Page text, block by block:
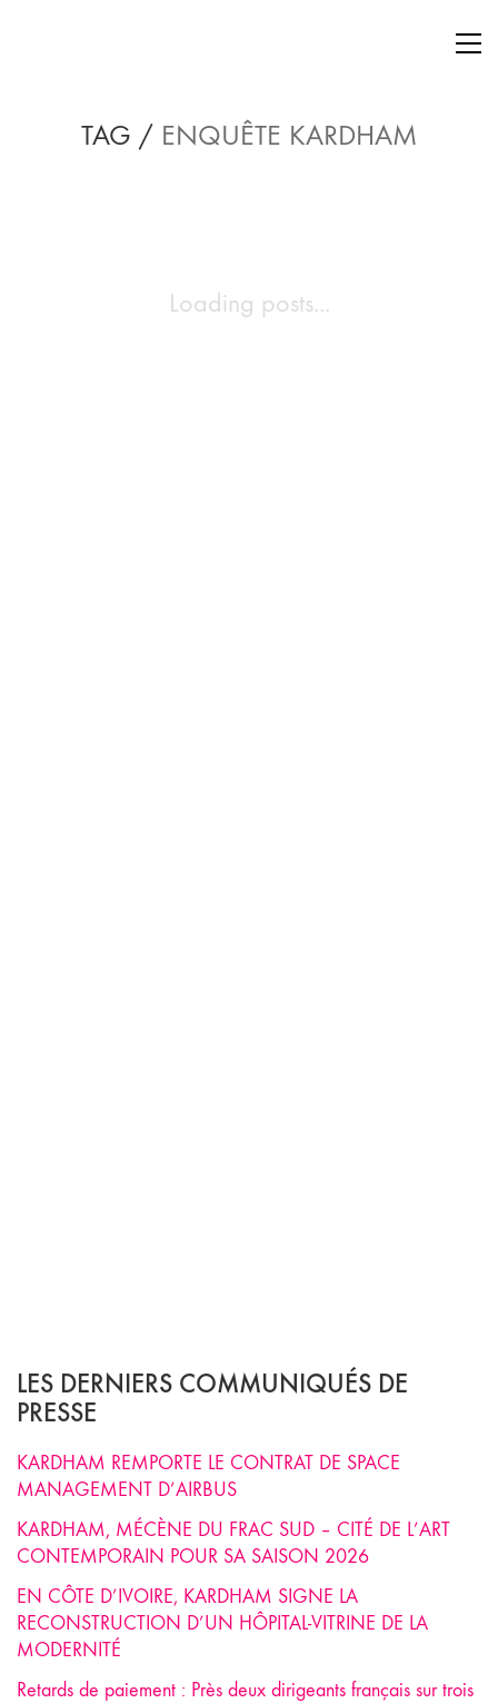
TAG / ENQUÊTE KARDHAM
Loading posts...
LES DERNIERS COMMUNIQUÉS DE
PRESSE
KARDHAM REMPORTE LE CONTRAT DE SPACE
MANAGEMENT D’AIRBUS
KARDHAM, MÉCÈNE DU FRAC SUD – CITÉ DE L’ART
CONTEMPORAIN POUR SA SAISON 2026
EN CÔTE D’IVOIRE, KARDHAM SIGNE LA
RECONSTRUCTION D’UN HÔPITAL-VITRINE DE LA
MODERNITÉ
Retards de paiement : Près deux dirigeants français sur trois